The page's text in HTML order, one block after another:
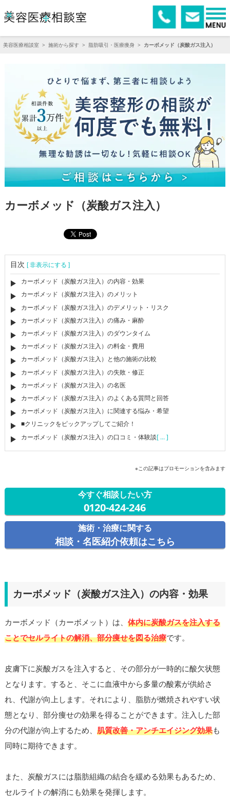
美容医療相談室 > 施術から探す > 脂肪吸引・医療痩身 > カーボメッド（炭酸ガス注入）
カーボメッド（炭酸ガス注入）
目次[ 非表示にする ]
カーボメッド（炭酸ガス注入）の内容・効果
カーボメッド（炭酸ガス注入）のメリット
カーボメッド（炭酸ガス注入）のデメリット・リスク
カーボメッド（炭酸ガス注入）の痛み・麻酔
カーボメッド（炭酸ガス注入）のダウンタイム
カーボメッド（炭酸ガス注入）の料金・費用
カーボメッド（炭酸ガス注入）と他の施術の比較
カーボメッド（炭酸ガス注入）の失敗・修正
カーボメッド（炭酸ガス注入）の名医
カーボメッド（炭酸ガス注入）のよくある質問と回答
カーボメッド（炭酸ガス注入）に関連する悩み・希望
■クリニックをピックアップしてご紹介！
カーボメッド（炭酸ガス注入）の口コミ・体験談[ ... ]
※この記事はプロモーションを含みます
今すぐ相談したい方
0120-424-246
施術・治療に関する
相談・名医紹介依頼はこちら
カーボメッド（炭酸ガス注入）の内容・効果
カーボメッド（カーボメット）は、 体内に炭酸ガスを注入する
ことでセルライトの解消、部分痩せを図る治療です。
皮膚下に炭酸ガスを注入すると、その部分が一時的に酸欠状態
となります。すると、そこに血液中から多量の酸素が供給さ
れ、代謝が向上します。それにより、脂肪が燃焼されやすい状
態となり、部分痩せの効果を得ることができます。注入した部
分の代謝が向上するため、 肌質改善・アンチエイジング効果も
同時に期待できます。
また、炭酸ガスには脂肪組織の結合を緩める効果もあるため、
セルライトの解消にも効果を発揮します。